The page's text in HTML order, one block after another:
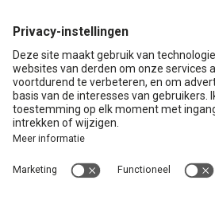
Vragen? Bel ons
+31(0)85 0719
of stuur ons een
Contact
Louis Braillelaan
2719 EK